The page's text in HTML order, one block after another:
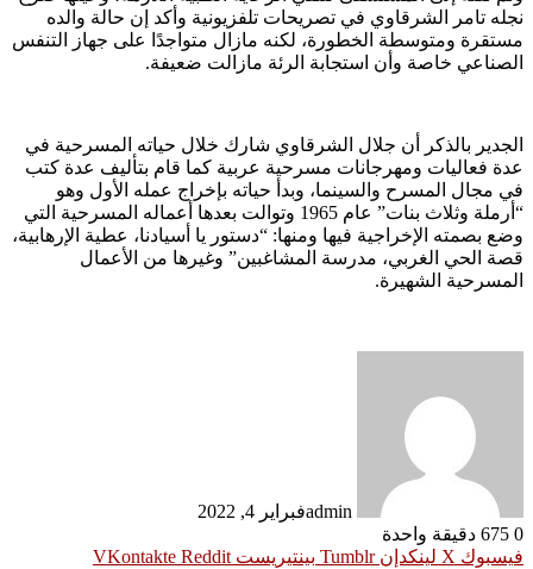
نجله تامر الشرقاوي في تصريحات تلفزيونية وأكد إن حالة والده
مستقرة ومتوسطة الخطورة، لكنه مازال متواجدًا على جهاز التنفس
الصناعي خاصة وأن استجابة الرئة مازالت ضعيفة.
الجدير بالذكر أن جلال الشرقاوي شارك خلال حياته المسرحية في
عدة فعاليات ومهرجانات مسرحية عربية كما قام بتأليف عدة كتب
في مجال المسرح والسينما، وبدأ حياته بإخراج عمله الأول وهو
“أرملة وثلاث بنات” عام 1965 وتوالت بعدها أعماله المسرحية التي
وضع بصمته الإخراجية فيها ومنها: “دستور يا أسيادنا، عطية الإرهابية،
قصة الحي الغربي، مدرسة المشاغبين” وغيرها من الأعمال
المسرحية الشهيرة.
adminفبراير 4, 2022
0
دقيقة واحدة
فيسبوك ‫X لينكدإن بينتيريست